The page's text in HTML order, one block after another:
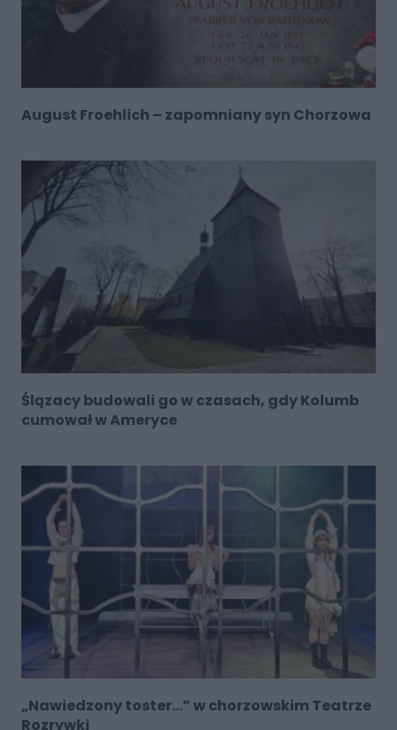
August Froehlich – zapomniany syn Chorzowa
Ślązacy budowali go w czasach, gdy Kolumb
cumował w Ameryce
„Nawiedzony toster…” w chorzowskim Teatrze
Rozrywki